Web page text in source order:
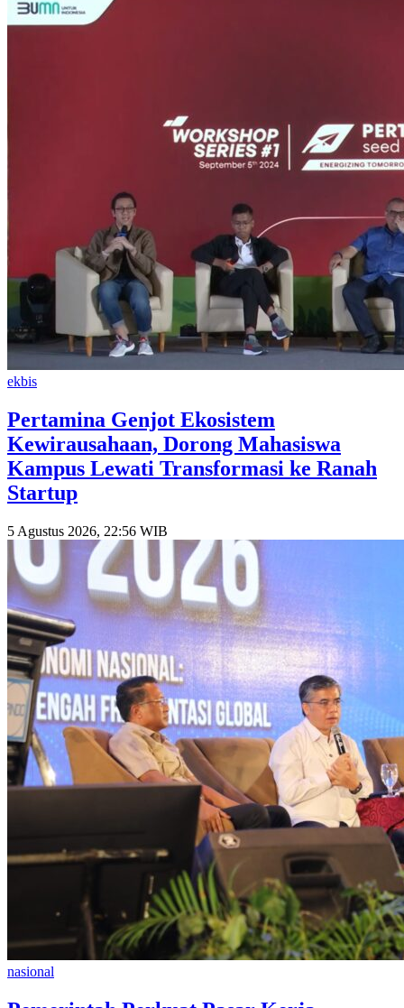
ekbis
Pertamina Genjot Ekosistem
Kewirausahaan, Dorong Mahasiswa
Kampus Lewati Transformasi ke Ranah
Startup
5 Agustus 2026, 22:56 WIB
nasional